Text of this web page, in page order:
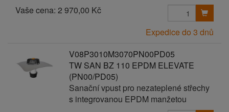
Vaše cena: 2 970,00 Kč
Expedice do 3 dnů
V08P3010M3070PN00PD05
TW SAN BZ 110 EPDM ELEVATE
(PN00/PD05)
Sanační vpust pro nezateplené střechy
s integrovanou EPDM manžetou